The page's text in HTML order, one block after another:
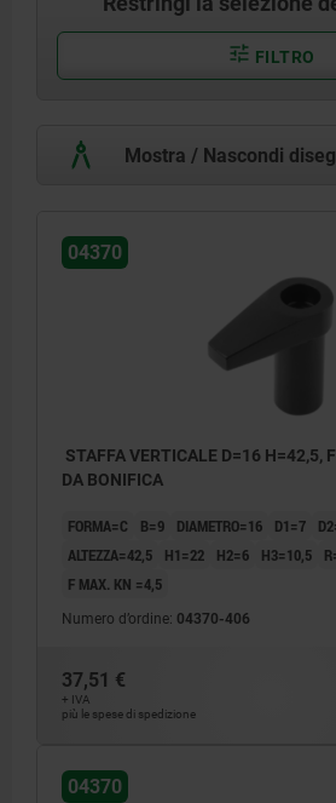
FILTRO
Mostra / Nascondi
04370
STAFFA VERTICALE D=16 H=42,5,
DA BONIFICA
FORMA=C B=9 DIAMETRO=16 D1=7
ALTEZZA=42,5
H1=22 H2=6 H3=10,5
F MAX. KN =4,5
Numero d’ordine: 04370-406
37,51 €
+ IVA
più le spese di spedizione
04370